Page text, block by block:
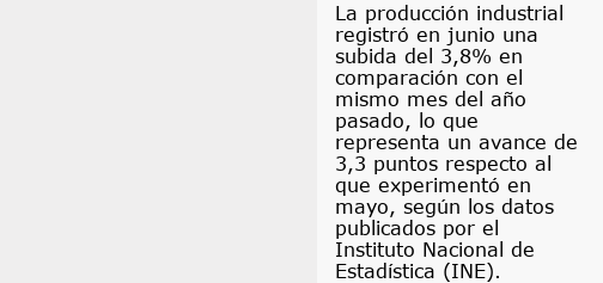
La producción industrial
registró en junio una
subida del 3,8% en
comparación con el
mismo mes del año
pasado, lo que
representa un avance de
3,3 puntos respecto al
que experimentó en
mayo, según los datos
publicados por el
Instituto Nacional de
Estadística (INE).